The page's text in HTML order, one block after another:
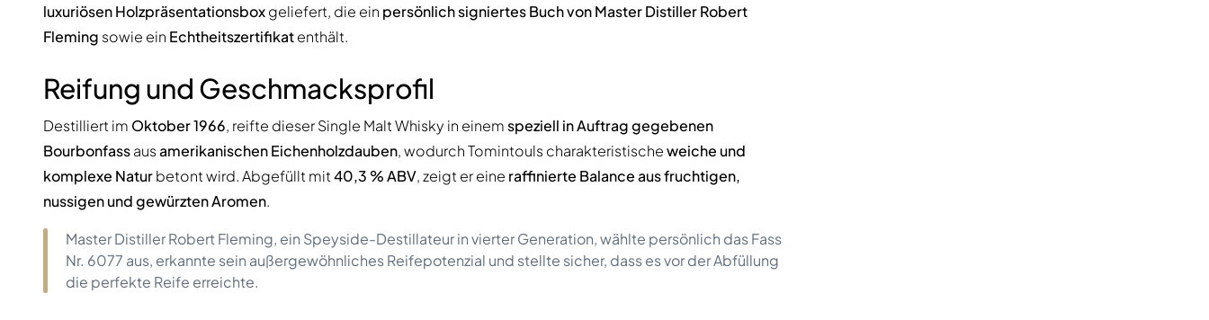
luxuriösen Holzpräsentationsboxgeliefert, die ein persönlich signiertes Buch von Master Distiller Robert
Fleming sowie ein Echtheitszertifikatenthält.
Reifung und Geschmacksprofil
Destilliert im Oktober 1966, reifte dieser Single Malt Whisky in einemspeziell in Auftrag gegebenen
Bourbonfassausamerikanischen Eichenholzdauben, wodurch Tomintouls charakteristischeweiche und
komplexe Naturbetont wird. Abgefüllt mit40,3 % ABV, zeigt er eine raffinierte Balance aus fruchtigen,
nussigen und gewürzten Aromen.
Master Distiller Robert Fleming, ein Speyside-Destillateur in vierter Generation, wählte persönlich das Fass
Nr. 6077 aus, erkannte sein außergewöhnliches Reifepotenzial und stellte sicher, dass es vor der Abfüllung
die perfekte Reife erreichte.